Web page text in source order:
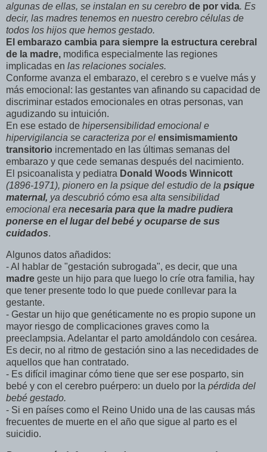
algunas de ellas, se instalan en su cerebro de por vida. Es
decir, las madres tenemos en nuestro cerebro células de
todos los hijos que hemos gestado.
El embarazo cambia para siempre la estructura cerebral
de la madre, modifica especialmente las regiones
implicadas en las relaciones sociales.
Conforme avanza el embarazo, el cerebro s e vuelve más y
más emocional: las gestantes van afinando su capacidad de
discriminar estados emocionales en otras personas, van
agudizando su intuición.
En ese estado de hipersensibilidad emocional e
hipervigilancia se caracteriza por el ensimismamiento
transitorio incrementado en las últimas semanas del
embarazo y que cede semanas después del nacimiento.
El psicoanalista y pediatra Donald Woods Winnicott
(1896-1971), pionero en la psique del estudio de la psique
maternal, ya descubrió cómo esa alta sensibilidad
emocional era necesaria para que la madre pudiera
ponerse en el lugar del bebé y ocuparse de sus
cuidados.
Algunos datos añadidos:
- Al hablar de "gestación subrogada", es decir, que una
madre geste un hijo para que luego lo críe otra familia, hay
que tener presente todo lo que puede conllevar para la
gestante.
- Gestar un hijo que genéticamente no es propio supone un
mayor riesgo de complicaciones graves como la
preeclampsia. Adelantar el parto amoldándolo con cesárea.
Es decir, no al ritmo de gestación sino a las necedidades de
aquellos que han contratado.
- Es difícil imaginar cómo tiene que ser ese posparto, sin
bebé y con el cerebro puérpero: un duelo por la pérdida del
bebé gestado.
- Si en países como el Reino Unido una de las causas más
frecuentes de muerte en el año que sigue al parto es el
suicidio.